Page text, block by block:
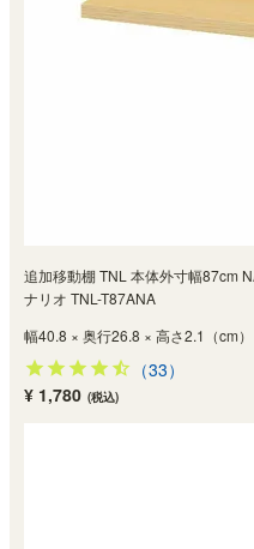
追加移動棚 TNL 本体外寸幅87cm
ナリオ TNL-T87ANA
幅40.8 × 奥行26.8 × 高さ2.1（cm）
（33）
¥ 1,780 (税込)